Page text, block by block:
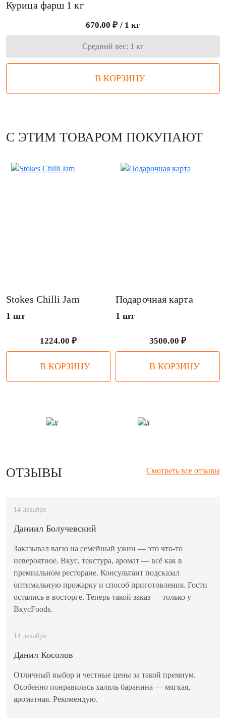
Курица фарш 1 кг
670.00 ₽ / 1 кг
Средний вес: 1 кг
В КОРЗИНУ
С ЭТИМ ТОВАРОМ ПОКУПАЮТ
Stokes Chilli Jam
1 шт
1224.00 ₽
В КОРЗИНУ
Подарочная карта
1 шт
3500.00 ₽
В КОРЗИНУ
ОТЗЫВЫ Смотреть все отзывы
14 декабря
Даниил Болучевский
Заказывал вагю на семейный ужин — это что-то
невероятное. Вкус, текстура, аромат — всё как в
премиальном ресторане. Консультант подсказал
оптимальную прожарку и способ приготовления. Гости
остались в восторге. Теперь такой заказ — только у
ВкусFoods.
14 декабря
Данил Косолов
Отличный выбор и честные цены за такой премиум.
Особенно понравилась халяль баранина — мягкая,
ароматная. Рекомендую.